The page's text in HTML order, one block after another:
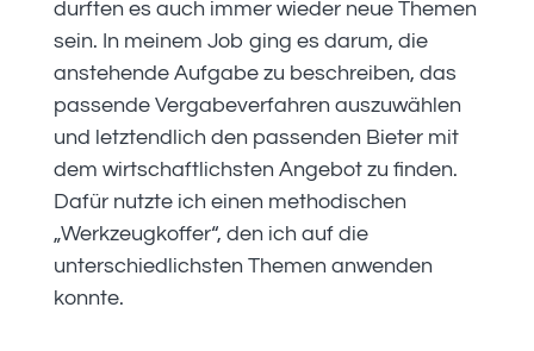
durften es auch immer wieder neue Themen
sein. In meinem Job ging es darum, die
anstehende Aufgabe zu beschreiben, das
passende Vergabeverfahren auszuwählen
und letztendlich den passenden Bieter mit
dem wirtschaftlichsten Angebot zu finden.
Dafür nutzte ich einen methodischen
„Werkzeugkoffer“, den ich auf die
unterschiedlichsten Themen anwenden
konnte.